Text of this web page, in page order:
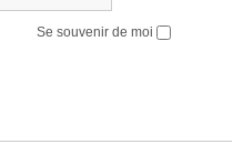
Se souvenir de moi